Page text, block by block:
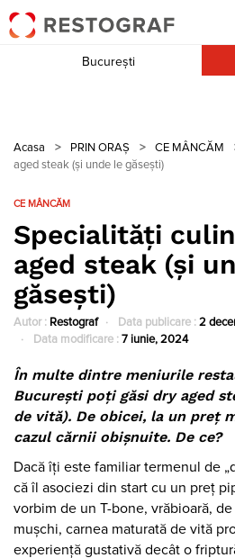
București
Acasa > PRIN ORAȘ > CE MÂNCĂM
aged steak (și unde le găsești)
CE MÂNCĂM
Specialități
aged steak (și
găsești)
Autor : Restograf Data publicare : 2
Data modificare : 7 iunie, 2024
În multe dintre meniurile
București poți găsi dry aged
de vită). De obicei, la un preț
cazul cărnii obișnuite. De ce?
Dacă îți este familiar termenul de
că îl asociezi din start cu un preț
vorbim de un T-bone, vrăbioară,
mușchi, carnea maturată de vită
experiență gustativă decât o